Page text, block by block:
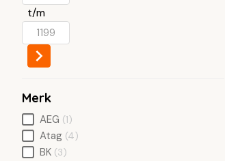
t/m
Merk
AEG (1)
Atag (4)
BK (3)